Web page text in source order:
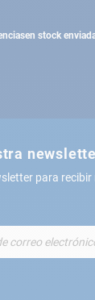
en stock
para recibir